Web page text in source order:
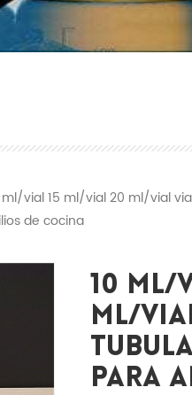
ml/vial 15 ml/vial 20 ml/vial
de cocina
10 Ml/
Ml/
Para